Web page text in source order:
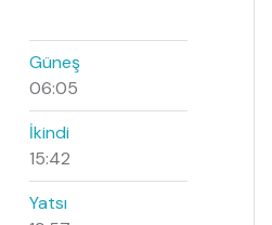
Güneş
06:05
İkindi
15:42
Yatsı